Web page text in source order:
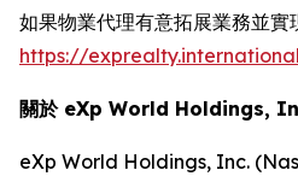
如果物業代理有意拓展業務並實
https://exprealty.international
關於 eXp World Holdings,
eXp World Holdings, Inc.